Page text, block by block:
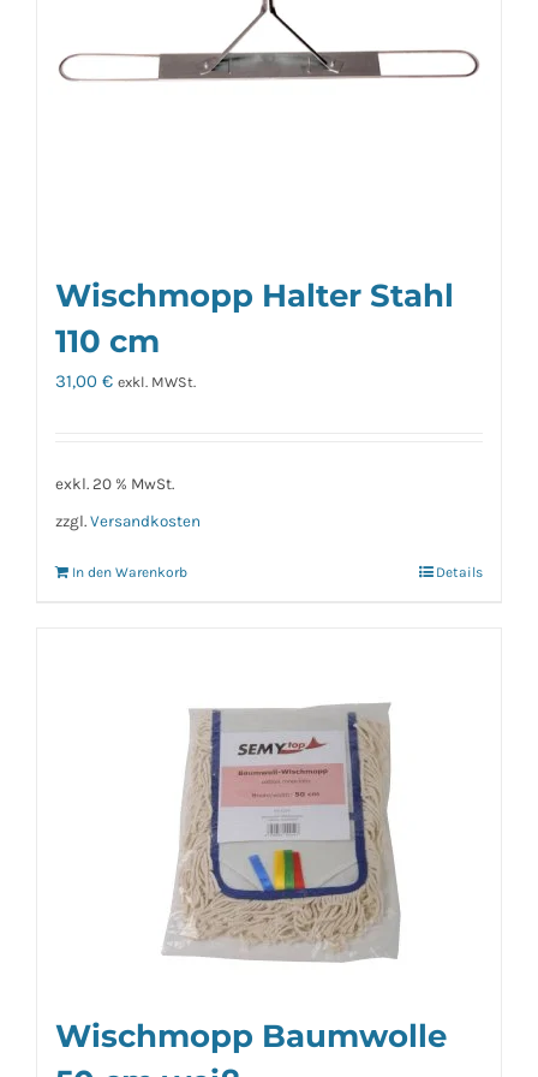
Wischmopp Halter Stahl
110 cm
31,00 € exkl. MWSt.
exkl. 20 % MwSt.
zzgl. Versandkosten
In den Warenkorb Details
Wischmopp Baumwolle